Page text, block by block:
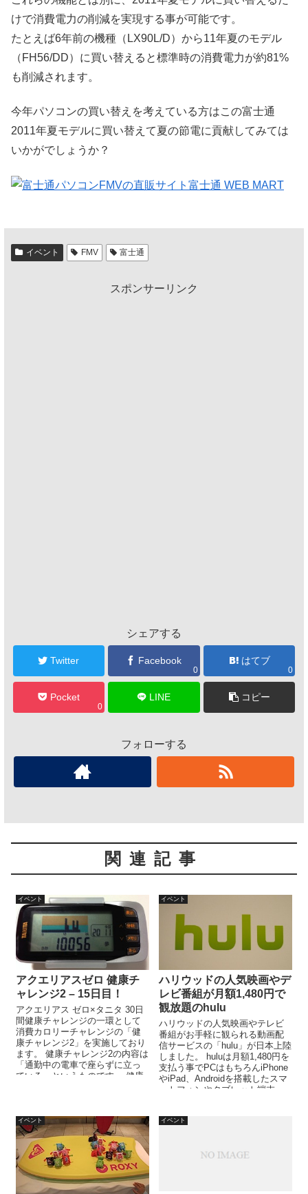
けで消費電力の削減を実現する事が可能です。
たとえば6年前の機種（LX90L/D）から11年夏のモデル
（FH56/DD）に買い替えると標準時の消費電力が約81%
も削減されます。
今年パソコンの買い替えを考えている方はこの富士通
2011年夏モデルに買い替えて夏の節電に貢献してみては
いかがでしょうか？
イベント FMV 富士通
スポンサーリンク
シェアする
Twitter Facebook
0
はてブ
0
Pocket
0
LINE コピー
フォローする
関連記事
イベント
アクエリアスゼロ 健康チ
ャレンジ2 – 15日目！
アクエリアス ゼロ×タニタ 30日
間健康チャレンジの一環として
消費カロリーチャレンジの「健
康チャレンジ2」を実施しており
ます。 健康チャレンジ2の内容は
「通勤中の電車で座らずに立っ
ている」というものです。 健康
イベント
ハリウッドの人気映画やデ
レビ番組が月額1,480円で
観放題のhulu
ハリウッドの人気映画やテレビ
番組がお手軽に観られる動画配
信サービスの「hulu」が日本上陸
しました。 huluは月額1,480円を
支払う事でPCはもちろんiPhone
やiPad、Androidを搭載したスマ
ートフォンやタブレット端末、
イベント イベント